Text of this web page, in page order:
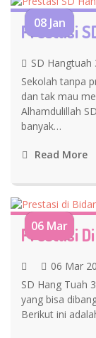
08 Jan
SD Hangtuah
Sekolah tanpa
dan tak mau
Alhamdulillah
banyak…
Read More
06 Mar
Prestasi
06 Mar
SD Hang Tuah
yang bisa
Berikut ini